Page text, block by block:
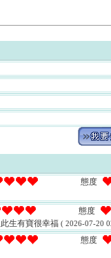
態度
態度
生有寶很幸福 ( 2026-07-20
態度